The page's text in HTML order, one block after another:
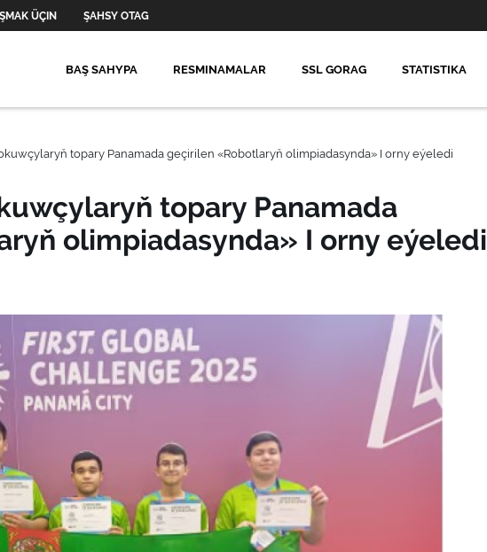
ÜÇIN ŞAHSY OTAG
BAŞ SAHYPA RESMINAMALAR SSL GORAG STATISTIKA
topary Panamada geçirilen «Robotlaryň olimpiadasynda» I orny eýeledi
topary Panamada
olimpiadasynda» I orny eýeledi